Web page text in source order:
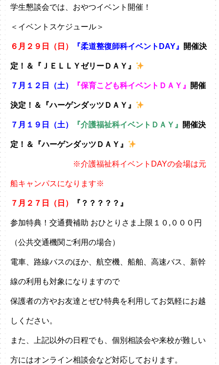
学生懇談会では、おやつイベント開催！
＜イベントスケジュール＞
６月２９日（日） 『柔道整復師科イベントDAY』 開催決
定！＆『ＪＥＬＬＹゼリーＤＡＹ』
７月１２日（土） 『保育こども科イベントＤＡＹ』 開催
決定！＆『ハーゲンダッツＤＡＹ』
７月１９日（土） 『介護福祉科イベントＤＡＹ』 開催決
定！＆『ハーゲンダッツＤＡＹ』
※介護福祉科イベントDAYの会場は元
船キャンパスになります※
７月２７日（日） 『？？？？？』
参加特典！交通費補助 おひとりさま上限１０,０００円
（公共交通機関ご利用の場合）
電車、路線バスのほか、航空機、船舶、高速バス、新幹
線の利用も対象になりますので
保護者の方やお友達とぜひ特典を利用してお気軽にお越
しください。
また、上記以外の日程でも、個別相談会や来校が難しい
方にはオンライン相談会など対応しております。